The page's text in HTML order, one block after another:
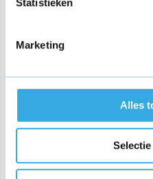
Statistieken
Marketing
Alles
naar Lightning kabel 2
meter